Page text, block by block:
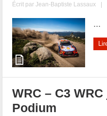
Écrit parJean-Baptiste Lassaux |
...
WRC – C3
Podium